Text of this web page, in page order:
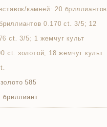
камней: 20 бриллиантов
0.170 ct. 3/5; 12
ct. 3/5; 1 жемчуг культ
ct. золотой; 18 жемчуг культ
585
бриллиант